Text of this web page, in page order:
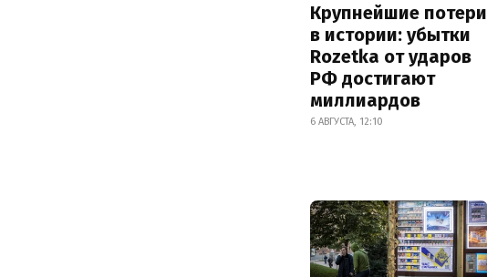
Крупнейшие потери
в истории: убытки
Rozetka от ударов
РФ достигают
миллиардов
6 АВГУСТА, 12:10